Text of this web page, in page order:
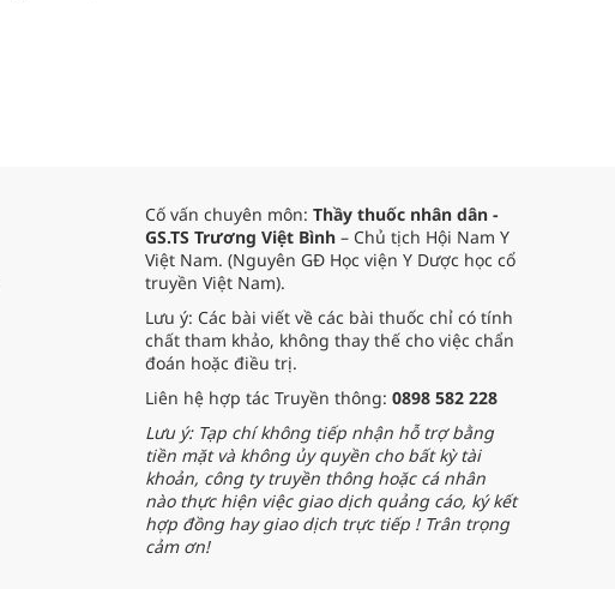
Cố vấn chuyên môn: Thầy thuốc nhân dân -
GS.TS Trương Việt Bình – Chủ tịch Hội Nam Y
Việt Nam. (Nguyên GĐ Học viện Y Dược học cổ
truyền Việt Nam).
Lưu ý: Các bài viết về các bài thuốc chỉ có tính
chất tham khảo, không thay thế cho việc chẩn
đoán hoặc điều trị.
Liên hệ hợp tác Truyền thông: 0898 582 228
Lưu ý: Tạp chí không tiếp nhận hỗ trợ bằng
tiền mặt và không ủy quyền cho bất kỳ tài
khoản, công ty truyền thông hoặc cá nhân
nào thực hiện việc giao dịch quảng cáo, ký kết
hợp đồng hay giao dịch trực tiếp ! Trân trọng
cảm ơn!